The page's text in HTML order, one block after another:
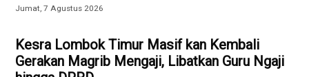
Jumat, 7 Agustus 2026
Kesra Lombok Timur Masif kan Kembali
Gerakan Magrib Mengaji, Libatkan Guru Ngaji